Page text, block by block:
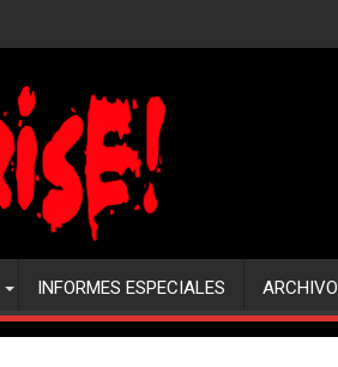
INFORMES ESPECIALES ARCHIVO